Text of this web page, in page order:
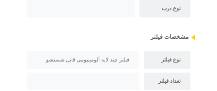
نوع درب
مشخصات فیلتر
نوع فیلتر فبلتر چند لایه آلومینیومی قابل شستشو
تعداد فیلتر